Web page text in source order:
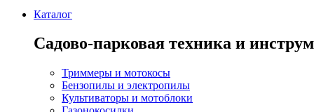
Каталог
Садово-парковая техника и
Триммеры и мотокосы
Бензопилы и электропилы
Культиваторы и мотоблоки